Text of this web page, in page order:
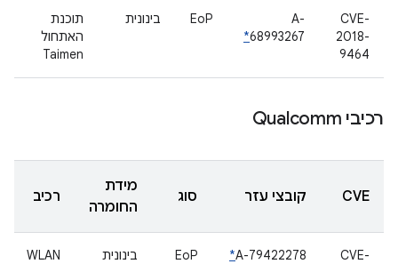
CVE-
2018-
9464
A-
68993267
*
EoP בינונית
תוכנת
האתחול
Taimen
רכיבי Qualcomm
CVE קובצי עזר סוג
מידת
החומרה
רכיב
CVE-
A-79422278
*
EoP בינונית WLAN